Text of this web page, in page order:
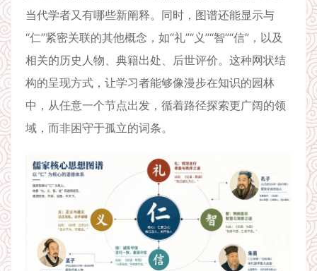
当代学者又有哪些新阐释。同时，图谱还能显示与
“仁”紧密关联的其他概念，如“礼”“义”“智”“信”，以及
相关的历史人物、典籍出处、后世评价。这种网状结
构的呈现方式，让学习者能够像漫步在知识的园林
中，从任意一个节点出发，循着路径探索更广阔的领
域，而非困守于孤立的词条。